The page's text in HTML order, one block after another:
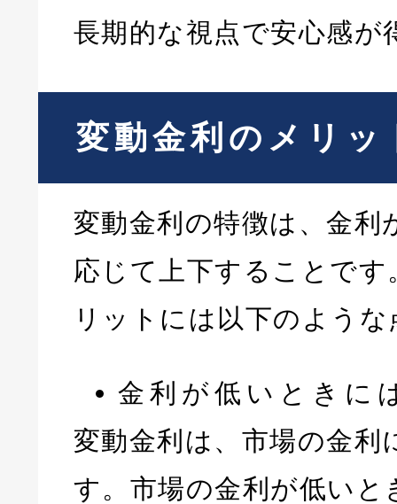
長期的な視点で安心感が
変動金利のメリッ
変動金利の特徴は、金利
応じて上下することです
リットには以下のよう
金利が低いときに
変動金利は、市場の金利
す。市場の金利が低いと